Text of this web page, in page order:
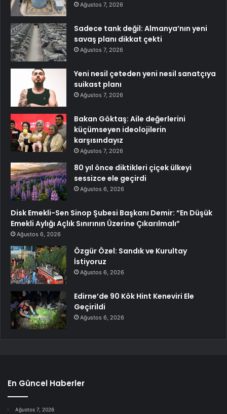
Ağustos 7, 2026
Sadece tank değil: Almanya’nın yeni
savaş planı dikkat çekti
Ağustos 7, 2026
Yeni nesil çeteden yeni nesil sanatçıya
suikast planı
Ağustos 7, 2026
Bakan Göktaş: Aile değerlerini
küçümseyen ideolojilerin
karşısındayız
Ağustos 7, 2026
80 yıl önce diktikleri çiçek ülkeyi
sessizce ele geçirdi
Ağustos 6, 2026
Disk Emekli-Sen Sinop Şubesi Başkanı Demir: “En Düşük
Emekli Aylığı Açlık Sınırının Üzerine Çıkarılmalı”
Ağustos 6, 2026
Özgür Özel: Sandık ve Kurultay
İstiyoruz
Ağustos 6, 2026
Edirne’de 90 Kök Hint Keneviri Ele
Geçirildi
Ağustos 6, 2026
En Güncel Haberler
Ağustos 7, 2026